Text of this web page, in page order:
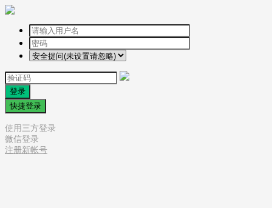
登录
快捷登录
使用三方登录
微信登录
注册新帐号